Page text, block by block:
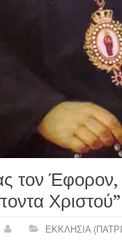
τον
Χριστού”
ΕΚΚΛΗΣΙΑ